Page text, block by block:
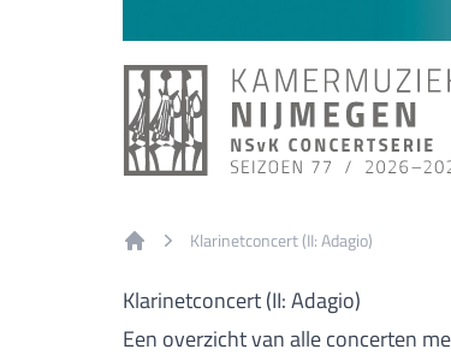
Klarinetconcert (II: Adagio)
Klarinetconcert (II: Adagio)
Een overzicht van alle concerten